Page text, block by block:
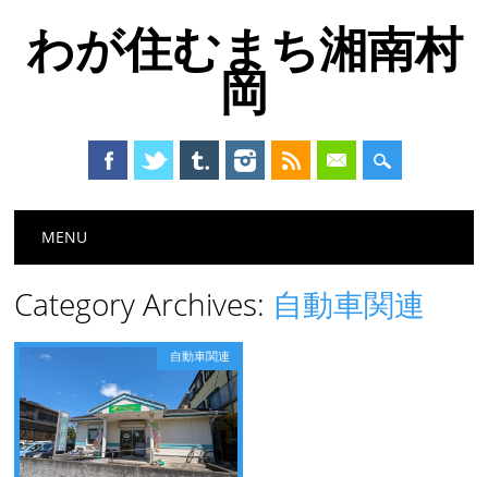
わが住むまち湘南村
岡
Main menu
MENU
Category Archives: 自動車関連
自動車関連